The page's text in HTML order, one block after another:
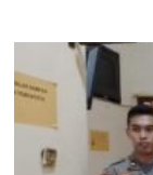
Polres
Bangkep
Selidiki
Kasus
Komputer
Rp4